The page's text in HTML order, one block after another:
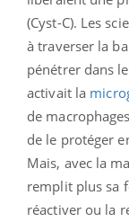
(Cyst-C). Les
à traverser la
pénétrer dans
activait la
de
de le protéger
Mais, avec la
remplit plus sa
réactiver ou la